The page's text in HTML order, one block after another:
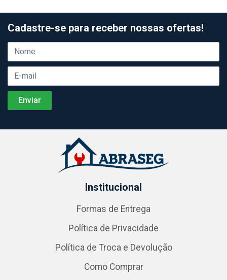
Cadastre-se para receber nossas ofertas!
Institucional
Formas de Entrega
Política de Privacidade
Política de Troca e Devolução
Como Comprar